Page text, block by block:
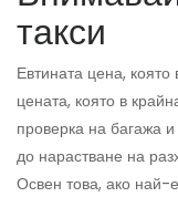
такси
Евтината цена,
цената, която в
проверка на багажа
до нарастване на
Освен това, ако най-